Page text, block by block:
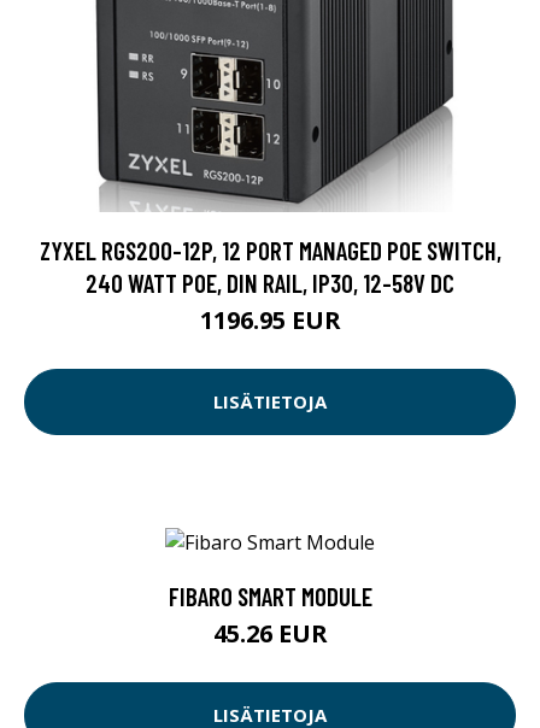
ZYXEL RGS200-12P, 12 PORT MANAGED POE SWITCH,
240 WATT POE, DIN RAIL, IP30, 12-58V DC
1196.95 EUR
LISÄTIETOJA
FIBARO SMART MODULE
45.26 EUR
LISÄTIETOJA